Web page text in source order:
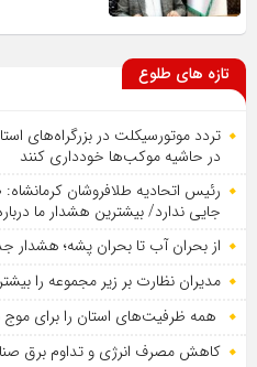
تازه های طلوع
تردد موتورسیکلت در بزرگراه‌های
در حاشیه موکب‌ها خودداری کنند
رئیس اتحادیه طلافروشان
جایی ندارد/ بیشترین هشدار ما
از بحران آب تا بحران پشه؛ هشدار
مدیران نظارت بر زیر مجموعه را
همه ظرفیت‌های استان را برای موج
کاهش مصرف انرژی و تداوم برق